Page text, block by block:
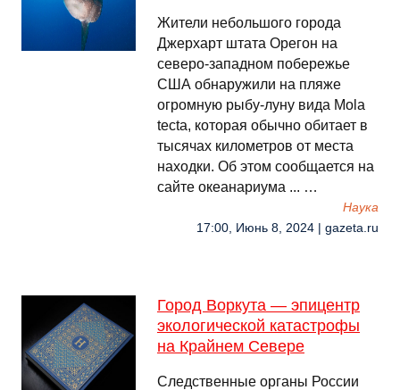
Жители небольшого города
Джерхарт штата Орегон на
северо-западном побережье
США обнаружили на пляже
огромную рыбу-луну вида Mola
tecta, которая обычно обитает в
тысячах километров от места
находки. Об этом сообщается на
сайте океанариума ... …
Наука
17:00, Июнь 8, 2024 | gazeta.ru
Город Воркута — эпицентр
экологической катастрофы
на Крайнем Севере
Следственные органы России